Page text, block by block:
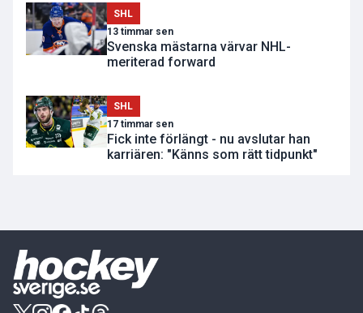
SHL
13 timmar sen
Svenska mästarna värvar NHL-
meriterad forward
SHL
17 timmar sen
Fick inte förlängt - nu avslutar han
karriären: "Känns som rätt tidpunkt"